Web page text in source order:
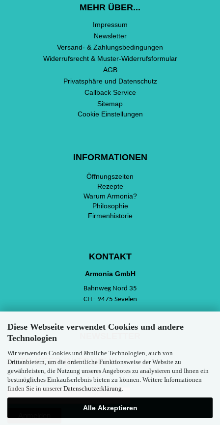
Diese Webseite verwendet Cookies und andere
Technologien
Wir verwenden Cookies und ähnliche Technologien, auch von
Drittanbietern, um die ordentliche Funktionsweise der Website zu
gewährleisten, die Nutzung unseres Angebotes zu analysieren und Ihnen ein
bestmögliches Einkaufserlebnis bieten zu können. Weitere Informationen
finden Sie in unsererDatenschutzerklärung.
Alle Akzeptieren
MEHR ÜBER...
Impressum
Newsletter
Versand- & Zahlungsbedingungen
Widerrufsrecht & Muster-Widerrufsformular
AGB
Privatsphäre und Datenschutz
Callback Service
Sitemap
Cookie Einstellungen
INFORMATIONEN
Öffnungszeiten
Rezepte
Warum Armonia?
Philosophie
Firmenhistorie
KONTAKT
Armonia GmbH
Bahnweg Nord 35
CH - 9475 Sevelen
LETS KEEP IN TOUCH!!
Email Adresse